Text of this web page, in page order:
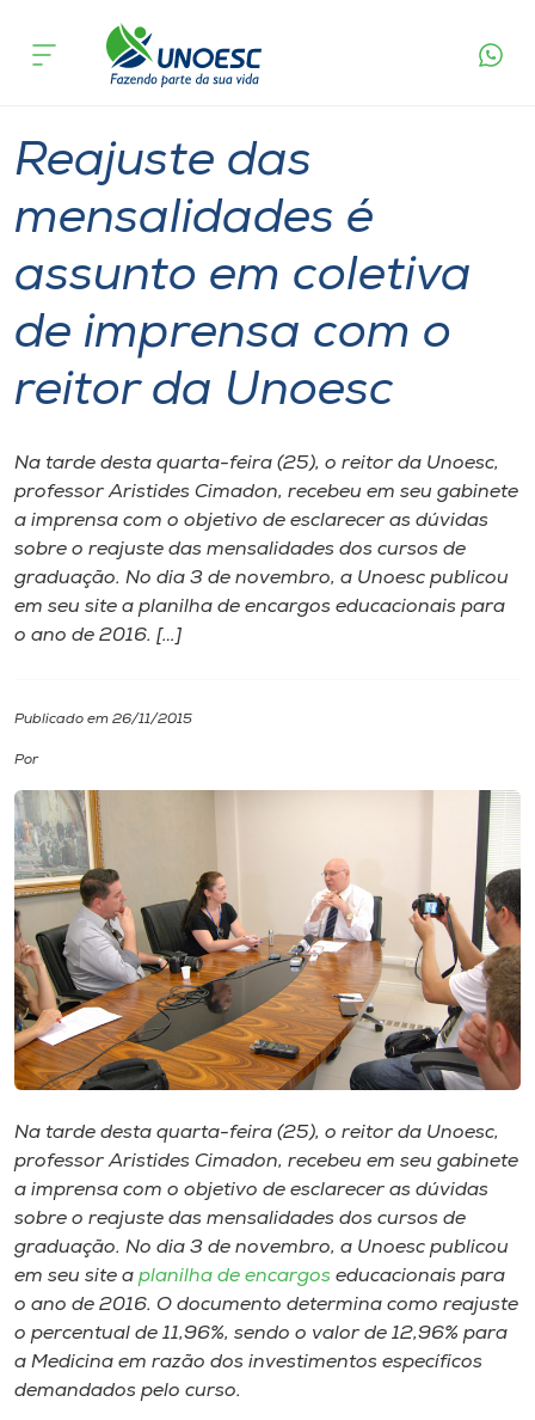
Cursos
Atendimento ao Estudante
Portal de Ensino
Internacionalização
I.nova
Cultura
CPA
Biblioteca
Editora
Rádio
Museu
Unoesc
Store
Selecione
acontece
Reajuste das
mensalidades é
assunto em coletiva
de imprensa com o
reitor da Unoesc
Na tarde desta quarta-feira (25), o reitor da Unoesc,
professor Aristides Cimadon, recebeu em seu gabinete
a imprensa com o objetivo de esclarecer as dúvidas
sobre o reajuste das mensalidades dos cursos de
graduação. No dia 3 de novembro, a Unoesc publicou
em seu site a planilha de encargos educacionais para
o ano de 2016. […]
Publicado em 26/11/2015
Por
Na tarde desta quarta-feira (25), o reitor da Unoesc,
professor Aristides Cimadon, recebeu em seu gabinete
a imprensa com o objetivo de esclarecer as dúvidas
sobre o reajuste das mensalidades dos cursos de
graduação. No dia 3 de novembro, a Unoesc publicou
em seu site a planilha de encargos educacionais para
o ano de 2016. O documento determina como reajuste
o percentual de 11,96%, sendo o valor de 12,96% para
a Medicina em razão dos investimentos específicos
demandados pelo curso.